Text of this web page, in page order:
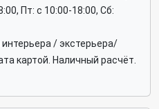
Пт: c 10:00-18:00, Сб:
/ экстерьера/
картой. Наличный расчёт.